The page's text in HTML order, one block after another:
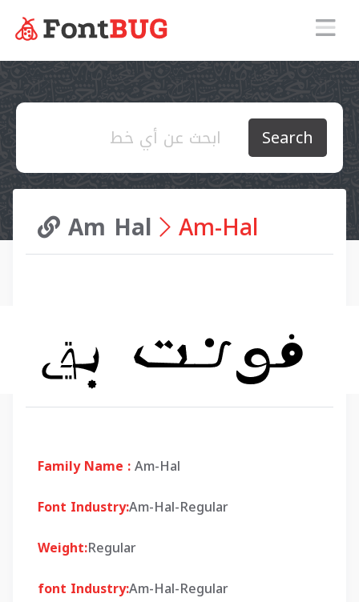
Search
Am Hal Am-Hal
Family Name :Am-Hal
Font Industry:Am-Hal-Regular
Weight:Regular
font Industry:Am-Hal-Regular